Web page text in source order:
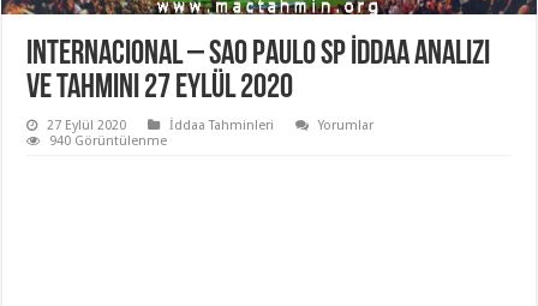
Internacional – Sao Paulo SP İddaa Analizi
ve Tahmini 27 Eylül 2020
27 Eylül 2020 İddaa Tahminleri
Yorumlar
940 Görüntülenme